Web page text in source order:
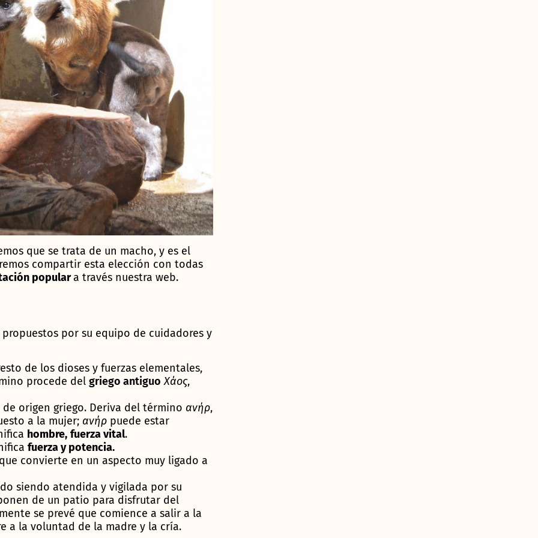
que se trata de un macho, y es el
compartir esta elección con todas
populara través nuestra web.
por su equipo de cuidadores y
de los dioses y fuerzas elementales,
procede del griego antiguo Χάος,
origen griego. Deriva del término ανήρ,
a la mujer; ανήρ puede estar
hombre, fuerza vital.
fuerza y potencia.
convierte en un aspecto muy ligado a
siendo atendida y vigilada por su
de un patio para disfrutar del
se prevé que comience a salir a la
a la voluntad de la madre y la cría.